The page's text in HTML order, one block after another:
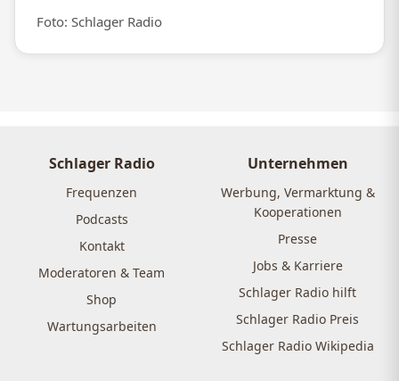
Foto: Schlager Radio
Schlager Radio
Frequenzen
Podcasts
Kontakt
Moderatoren & Team
Shop
Wartungsarbeiten
Unternehmen
Werbung, Vermarktung &
Kooperationen
Presse
Jobs & Karriere
Schlager Radio hilft
Schlager Radio Preis
Schlager Radio Wikipedia